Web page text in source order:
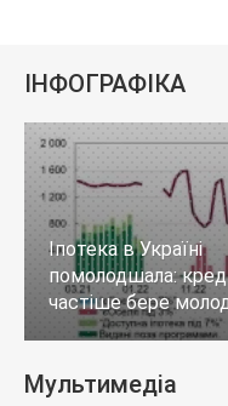
ІНФОГРАФІКА
Іпотека в Україні
помолодшала:
частіше бере
років
Мультимедіа